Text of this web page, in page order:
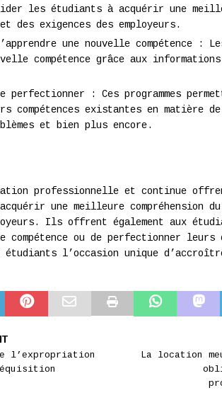
les étudiants à acquérir une
des exigences des employeurs.
une nouvelle compétence :
compétence grâce aux
perfectionner : Ces programmes
compétences existantes en matière de
et bien plus encore.
professionnelle et continue
une meilleure compréhension
Ils offrent également aux
compétence ou de perfectionner leurs
l’occasion unique
l’expropriation
La location